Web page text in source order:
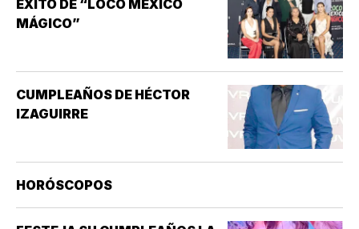
MISMO O EL ENTORNO ESTÁN
GIRANDO O MOVIÉNDOSE *NO
SENSACIONES DE
ATURDIMIENTO…
ÉXITO DE “LOCO MÉXICO
MÁGICO”
CUMPLEAÑOS DE HÉCTOR
IZAGUIRRE
HORÓSCOPOS